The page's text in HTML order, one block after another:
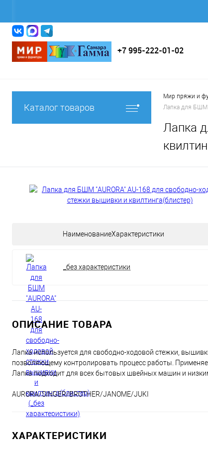
+7 995-222-01-02
Каталог товаров
Мир пряжи и
Лапка для БШМ
Лапка
НаименованиеХарактеристики
_без характеристики
ОПИСАНИЕ ТОВАРА
Лапка используется для свободно-ходовой стежки,
позволяющему контролировать процесс работы.
Лапка подходит для всех бытовых швейных машин и
AURORA/SINGER/BROTHER/JANOME/JUKI
ХАРАКТЕРИСТИКИ